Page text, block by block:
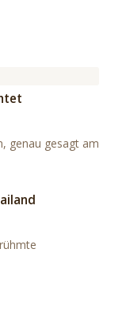
genau gesagt am